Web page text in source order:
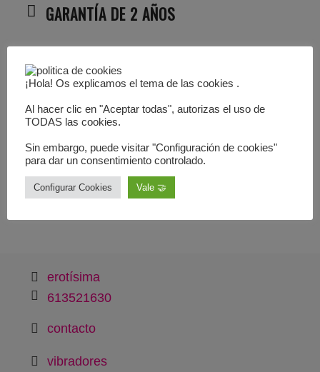
GARANTÍA DE 2 AÑOS
SEGURIDAD SSL
DEVOLUCIÓN 1 AÑO
erotísima
613521630
contacto
vibradores
¡Hola! Os explicamos el tema de las cookies .
Al hacer clic en "Aceptar todas", autorizas el uso de
TODAS las cookies.
Sin embargo, puede visitar "Configuración de cookies"
para dar un consentimiento controlado.
Configurar Cookies Vale 🤝